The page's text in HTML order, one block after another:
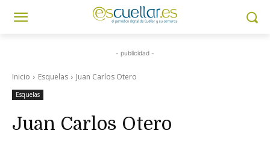
- publicidad -
Inicio Esquelas Juan Carlos Otero
Esquelas
Juan Carlos Otero